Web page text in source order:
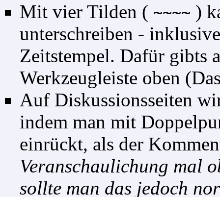
Mit vier Tilden ( ~~~~ )
unterschreiben -
Zeitstempel. Dafür gibts
Werkzeugleiste oben
Auf Diskussionsseiten
indem man mit
einrückt, als der
Veranschaulichung mal
sollte man das jedoch